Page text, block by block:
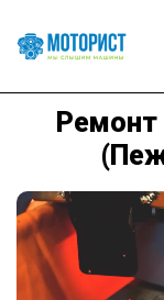
Ремонт